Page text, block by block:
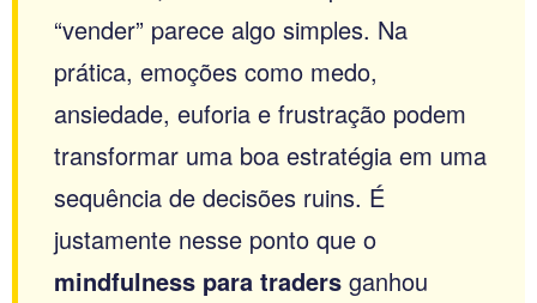
“vender” parece algo simples. Na
prática, emoções como medo,
ansiedade, euforia e frustração podem
transformar uma boa estratégia em uma
sequência de decisões ruins. É
justamente nesse ponto que o
mindfulness para traders ganhou